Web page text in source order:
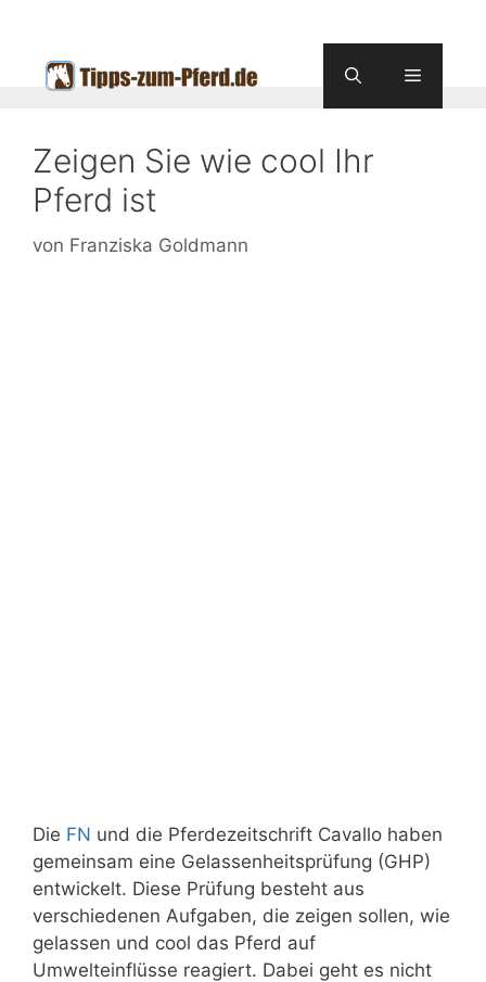
springen
Menü
Zeigen Sie wie cool Ihr
Pferd ist
von Franziska Goldmann
Die FN und die Pferdezeitschrift Cavallo haben
gemeinsam eine Gelassenheitsprüfung (GHP)
entwickelt. Diese Prüfung besteht aus
verschiedenen Aufgaben, die zeigen sollen, wie
gelassen und cool das Pferd auf
Umwelteinflüsse reagiert. Dabei geht es nicht